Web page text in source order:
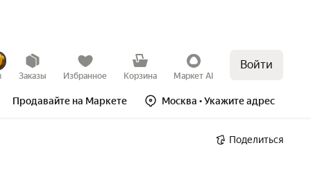
Заказы Избранное Корзина Маркет AI
Войти
Продавайте на Маркете Москва • Укажите адрес
Поделиться